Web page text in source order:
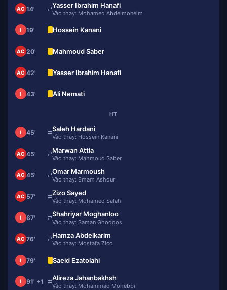
AC 14' ⇄Yasser Ibrahim Hanafi
Vào thay: Mohamed Abdelmoneim
I 19' Hossein Kanani
AC 20' Mahmoud Saber
AC 42' Yasser Ibrahim Hanafi
I 43' Ali Nemati
HT
I 45' ⇄Saleh Hardani
Vào thay: Hossein Kanani
AC 45' ⇄Marwan Attia
Vào thay: Mahmoud Saber
AC 45' ⇄Omar Marmoush
Vào thay: Emam Ashour
AC 57' ⇄Zizo Sayed
Vào thay: Mohamed Salah
I 67' ⇄Shahriyar Moghanloo
Vào thay: Saman Ghoddos
AC 76' ⇄Hamza Abdelkarim
Vào thay: Mostafa Zico
I 79' Saeid Ezatolahi
I 91' +1 ⇄Alireza Jahanbakhsh
Vào thay: Mohammad Mohebbi